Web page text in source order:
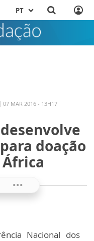
PT
07 MAR 2016 - 13H17
doação
Nacional dos